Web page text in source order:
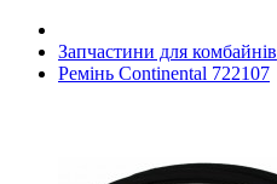
Запчастини для комбайнів
Ремінь Continental 722107